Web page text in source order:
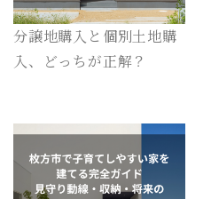
分譲地購入と個別土地購
入、どっちが正解？